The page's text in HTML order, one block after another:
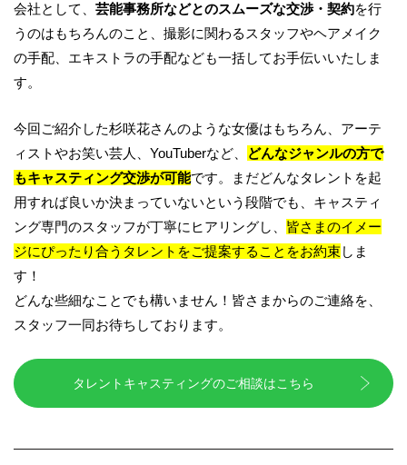
会社として、 芸能事務所などとのスムーズな交渉・契約を行
うのはもちろんのこと、撮影に関わるスタッフやヘアメイク
の手配、エキストラの手配なども一括してお手伝いいたしま
す。
今回ご紹介した杉咲花さんのような女優はもちろん、アーテ
ィストやお笑い芸人、YouTuberなど、
どんなジャンルの方で
もキャスティング交渉が可能です。まだどんなタレントを起
用すれば良いか決まっていないという段階でも、キャスティ
ング専門のスタッフが丁寧にヒアリングし、 皆さまのイメー
ジにぴったり合うタレントをご提案することをお約束 しま
す！
どんな些細なことでも構いません！皆さまからのご連絡を、
スタッフ一同お待ちしております。
タレントキャスティングのご相談はこちら